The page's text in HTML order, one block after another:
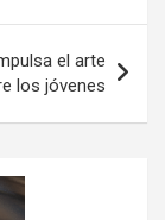
el arte
los jóvenes